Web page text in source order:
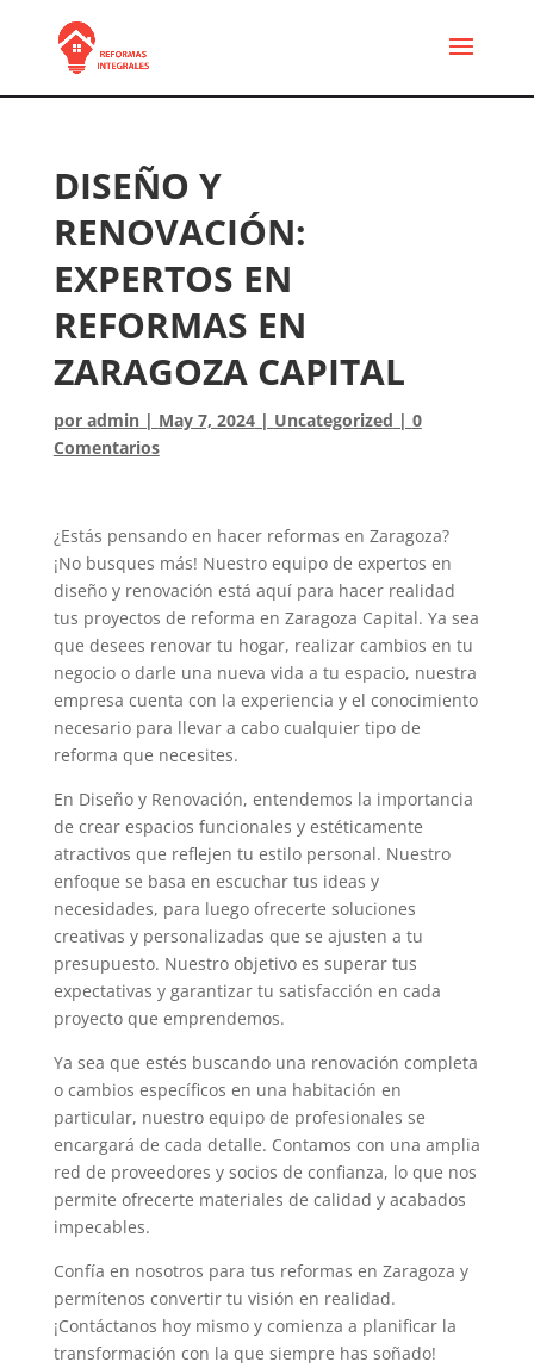
DISEÑO Y
RENOVACIÓN:
EXPERTOS EN
REFORMAS EN
ZARAGOZA CAPITAL
por admin| May 7, 2024| Uncategorized | 0
Comentarios
¿Estás pensando en hacer reformas en Zaragoza?
¡No busques más! Nuestro equipo de expertos en
diseño y renovación está aquí para hacer realidad
tus proyectos de reforma en Zaragoza Capital. Ya sea
que desees renovar tu hogar, realizar cambios en tu
negocio o darle una nueva vida a tu espacio, nuestra
empresa cuenta con la experiencia y el conocimiento
necesario para llevar a cabo cualquier tipo de
reforma que necesites.
En Diseño y Renovación, entendemos la importancia
de crear espacios funcionales y estéticamente
atractivos que reflejen tu estilo personal. Nuestro
enfoque se basa en escuchar tus ideas y
necesidades, para luego ofrecerte soluciones
creativas y personalizadas que se ajusten a tu
presupuesto. Nuestro objetivo es superar tus
expectativas y garantizar tu satisfacción en cada
proyecto que emprendemos.
Ya sea que estés buscando una renovación completa
o cambios específicos en una habitación en
particular, nuestro equipo de profesionales se
encargará de cada detalle. Contamos con una amplia
red de proveedores y socios de confianza, lo que nos
permite ofrecerte materiales de calidad y acabados
impecables.
Confía en nosotros para tus reformas en Zaragoza y
permítenos convertir tu visión en realidad.
¡Contáctanos hoy mismo y comienza a planificar la
transformación con la que siempre has soñado!